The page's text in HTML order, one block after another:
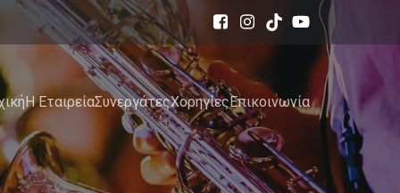
Η ΕταιρείαΣυνεργάτεςΧορηγίεςΕπικοινωνία